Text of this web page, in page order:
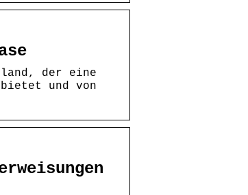
der eine
bietet und von